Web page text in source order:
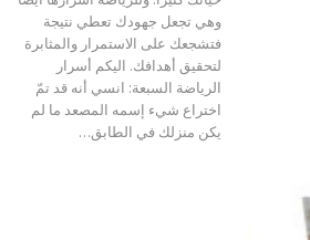
وهي تجعل جهودك تعطي نتيجة
فتشجعك على الاستمرار والمثابرة
لتحقيق أهدافك. اليكم أسرار
الرياضة السبعة: انسي أنه قد تمّ
اختراع شيء إسمه المصعد ما لم
يكن منزلك في الطابق…